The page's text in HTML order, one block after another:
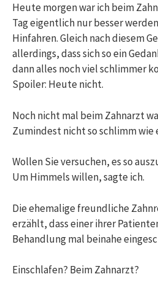
Heute morgen war ich beim
Tag eigentlich nur besser
Hinfahren. Gleich nach diesem
allerdings, dass sich so ein
dann alles noch viel schlimmer
Spoiler: Heute nicht.
Noch nicht mal beim Zahnarzt
Zumindest nicht so schlimm wie
Wollen Sie versuchen, es so
Um Himmels willen, sagte ich.
Die ehemalige freundliche
erzählt, dass einer ihrer
Behandlung mal beinahe
Einschlafen? Beim Zahnarzt?